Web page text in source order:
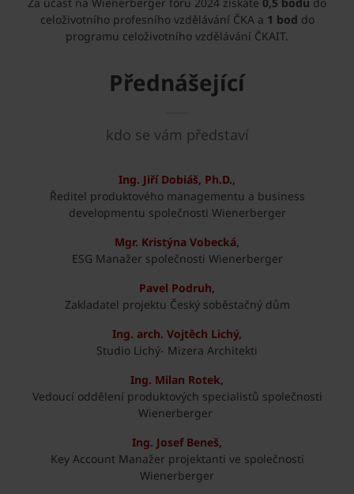
celoživotního profesního vzdělávání ČKA a 1 bod do
programu celoživotního vzdělávání ČKAIT.
Přednášející
kdo se vám představí
Ing. Jiří Dobiáš, Ph.D.,
Ředitel produktového managementu a business
developmentu společnosti Wienerberger
Mgr. Kristýna Vobecká,
ESG Manažer společnosti Wienerberger
Pavel Podruh,
Zakladatel projektu Český soběstačný dům
Ing. arch. Vojtěch Lichý,
Studio Lichý- Mizera Architekti
Ing. Milan Rotek,
Vedoucí oddělení produktových specialistů společnosti
Wienerberger
Ing. Josef Beneš,
Key Account Manažer projektanti ve společnosti
Wienerberger